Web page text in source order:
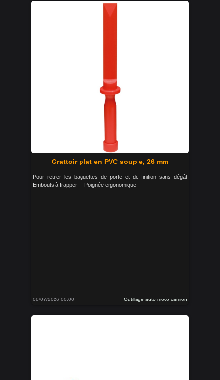
Grattoir plat en PVC souple, 26 mm
Pour retirer les baguettes de porte et de finition sans dégât
Embouts à frapper Poignée ergonomique
08/07/2026 00:00 Outillage auto moco camion